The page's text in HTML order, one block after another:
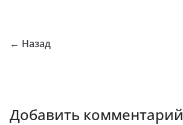
← Назад
Добавить комментарий